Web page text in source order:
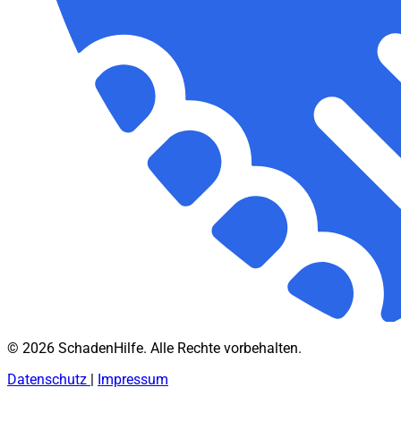
© 2026 SchadenHilfe. Alle Rechte vorbehalten.
Datenschutz | Impressum